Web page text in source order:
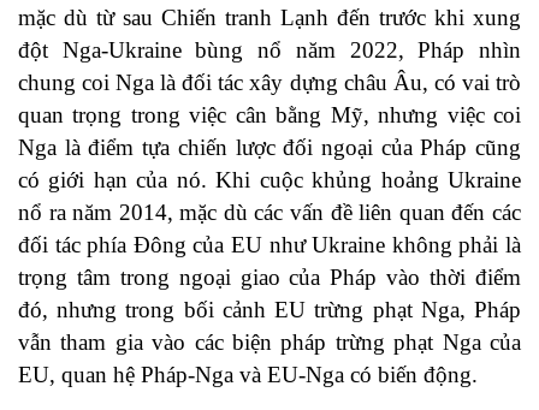
mặc dù từ sau Chiến tranh Lạnh đến trước khi xung
đột Nga-Ukraine bùng nổ năm 2022, Pháp nhìn
chung coi Nga là đối tác xây dựng châu Âu, có vai trò
quan trọng trong việc cân bằng Mỹ, nhưng việc coi
Nga là điểm tựa chiến lược đối ngoại của Pháp cũng
có giới hạn của nó. Khi cuộc khủng hoảng Ukraine
nổ ra năm 2014, mặc dù các vấn đề liên quan đến các
đối tác phía Đông của EU như Ukraine không phải là
trọng tâm trong ngoại giao của Pháp vào thời điểm
đó, nhưng trong bối cảnh EU trừng phạt Nga, Pháp
vẫn tham gia vào các biện pháp trừng phạt Nga của
EU, quan hệ Pháp-Nga và EU-Nga có biến động.